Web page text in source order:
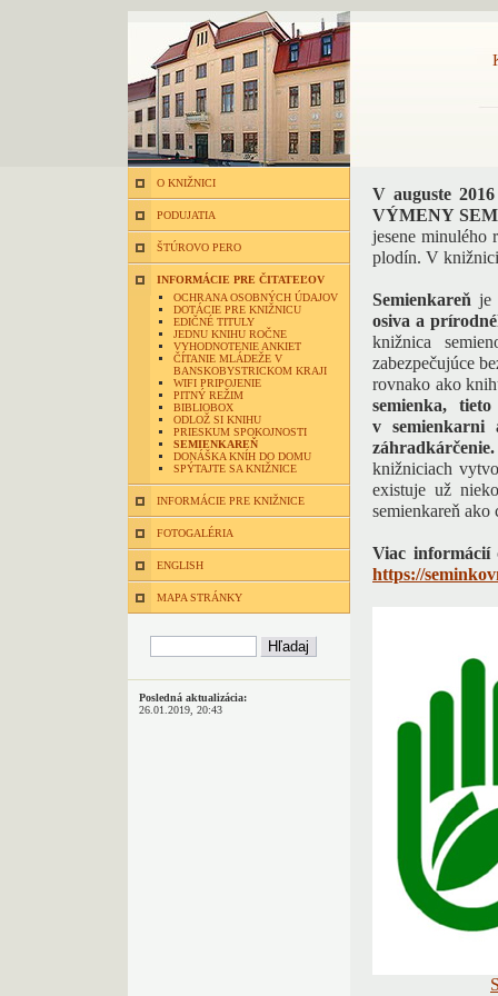
O KNIŽNICI
PODUJATIA
ŠTÚROVO PERO
INFORMÁCIE PRE ČITATEĽOV
OCHRANA OSOBNÝCH ÚDAJOV
DOTÁCIE PRE KNIŽNICU
EDIČNÉ TITULY
JEDNU KNIHU ROČNE
VYHODNOTENIE ANKIET
ČÍTANIE MLÁDEŽE V
BANSKOBYSTRICKOM KRAJI
WIFI PRIPOJENIE
PITNÝ REŽIM
BIBLIOBOX
ODLOŽ SI KNIHU
PRIESKUM SPOKOJNOSTI
SEMIENKAREŇ
DONÁŠKA KNÍH DO DOMU
SPÝTAJTE SA KNIŽNICE
INFORMÁCIE PRE KNIŽNICE
FOTOGALÉRIA
ENGLISH
MAPA STRÁNKY
Posledná aktualizácia:
26.01.2019, 20:43
V auguste 2016
VÝMENY
jesene minulého
plodín. V
Semienkareň je
osiva a
knižnica
zabezpečujúce
rovnako ako
semienka,
v
záhradkárčenie.
knižniciach
existuje už
semienkareň
Viac informácií
https://